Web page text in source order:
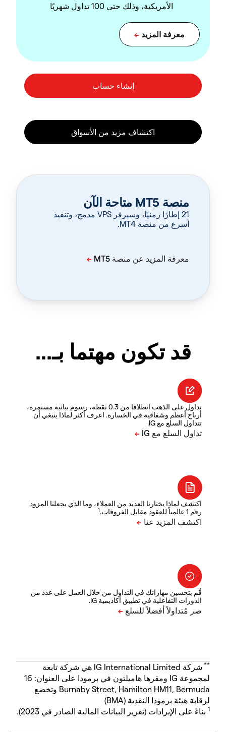
الأمريكية، وذلك حتى 100 تداول شهريًا
منصة MT5 متاحة الآن
‏21 إطارًا زمنيًا، وسيرفر VPS مدمج، وتنفيذ
أسرع من منصة MT4.
قد تكون مهتما بـ...
تداول على الذهب انطلاقا من 0.3 نقطة، رسوم بيانية مستمرة،
أرباح أعظم وشفافية في الخسارة. اعرف أكثر لماذا ينبغي أن
تتداول السلع مع IG.
اكتشف لماذا يختارنا العديد من العملاء، وما الذي يجعلنا المزود
رقم 1 عالمياً للعقود مقابل الفروقات.
1
قُم بتحسين مهاراتك في التداول من خلال العمل على عدد من
الدورات التفاعلية في تطبيق أكاديمية IG.
**
شركة IG International Limited هي شركة تابعة
لمجموعة IG ومقرها هاميلتون في برمودا على العنوان: 16
Burnaby Street, Hamilton HM11, Bermuda وتخضع
لرقابة هيئة برمودا النقدية (BMA)
1 بناءً على الإيرادات (تقرير البيانات المالية الصادر في 2023).